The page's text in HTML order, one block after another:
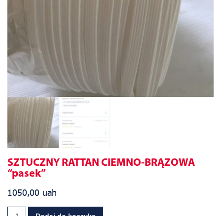
SZTUCZNY RATTAN CIEMNO-BRĄZOWA
“pasek”
1050,00 uah